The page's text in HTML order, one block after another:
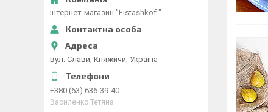
Інтернет-магазин "Fistashkof "
вул. Слави, Княжичи, Україна
+380 (63) 636-39-40
Василенко Тетяна